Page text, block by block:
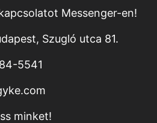
Messenger-en!
Szugló utca 81.
5541
minket!